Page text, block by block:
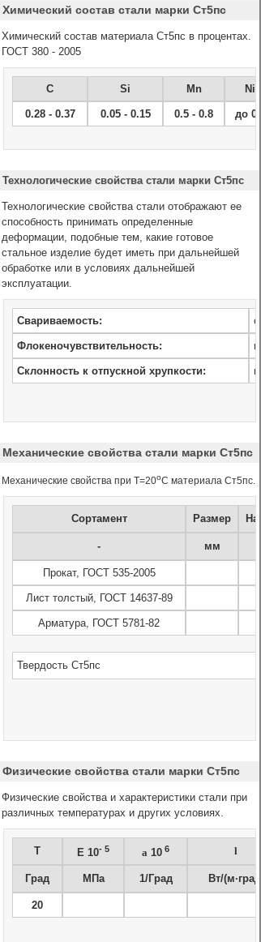
Химический состав стали марки Ст5пс
Химический состав материала Ст5пс в процентах.
ГОСТ 380 - 2005
C Si Mn Ni
0.28 - 0.37 0.05 - 0.15 0.5 - 0.8 до 0.3
Технологические свойства стали марки Ст5пс
Технологические свойства стали отображают ее
способность принимать определенные
деформации, подобные тем, какие готовое
стальное изделие будет иметь при дальнейшей
обработке или в условиях дальнейшей
эксплуатации.
Свариваемость:
Флокеночувствительность:
Склонность к отпускной хрупкости:
Механические свойства стали марки Ст5пс
Механические свойства при Т=20oС материала Ст5пс.
Сортамент Размер
- мм
Прокат, ГОСТ 535-2005
Лист толстый, ГОСТ 14637-89
Арматура, ГОСТ 5781-82
Твердость Ст5пс
Физические свойства стали марки Ст5пс
Физические свойства и характеристики стали при
различных температурах и других условиях.
T E 10- 5 a 10 6 l
Град МПа 1/Град Вт/(м·град)
20